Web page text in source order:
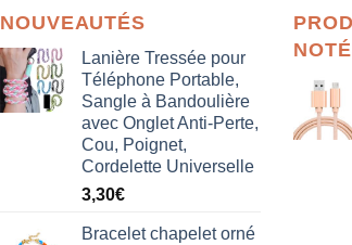
NOUVEAUTÉS
Lanière Tressée pour
Téléphone Portable,
Sangle à Bandoulière
avec Onglet Anti-Perte,
Cou, Poignet,
Cordelette Universelle
3,30€
Bracelet chapelet orné